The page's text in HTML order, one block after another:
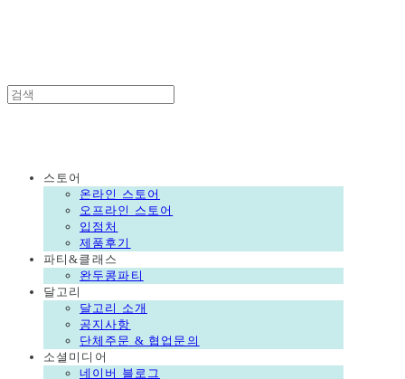
스토어
온라인 스토어
오프라인 스토어
입점처
제품후기
파티&클래스
완두콩파티
달고리
달고리 소개
공지사항
단체주문 & 협업문의
소셜미디어
네이버 블로그